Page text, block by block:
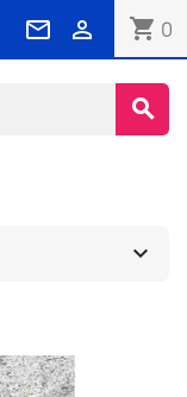
shopping_cart 0
 
search
